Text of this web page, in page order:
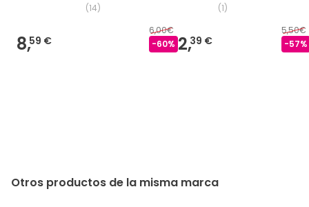
(14)
8,59 €
(1)
6,00€
-60% 2,39 €
5,50€
-57%
Otros productos de la misma marca